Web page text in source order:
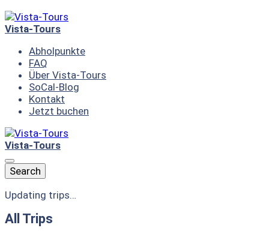
Skip
to
content
Vista-Tours
Abholpunkte
FAQ
Über Vista-Tours
SoCal-Blog
Kontakt
Jetzt buchen
Vista-Tours
Menu
Search
Updating trips…
All Trips